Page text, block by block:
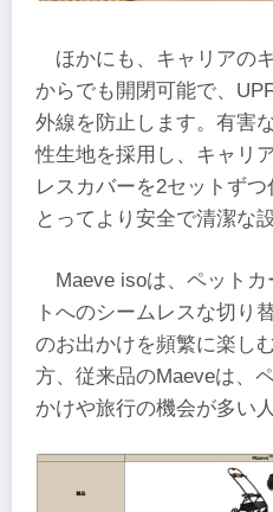
ほかにも、キャリアの
からでも開閉可能で、
外線を防止します。有害
性生地を採用し、キャリ
レスカバーを2セットず
とってより安全で清潔な
Maeve isoは、ペット
トへのシームレスな切り
のお出かけを頻繁に楽し
方、従来品のMaeveは、
かけや旅行の機会が多い